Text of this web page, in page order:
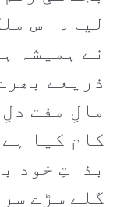
لیا۔ اس
نے ہمیشہ
ذریعے
مالِ مفت
کام کیا
بذاتِ خود
گلے سڑے